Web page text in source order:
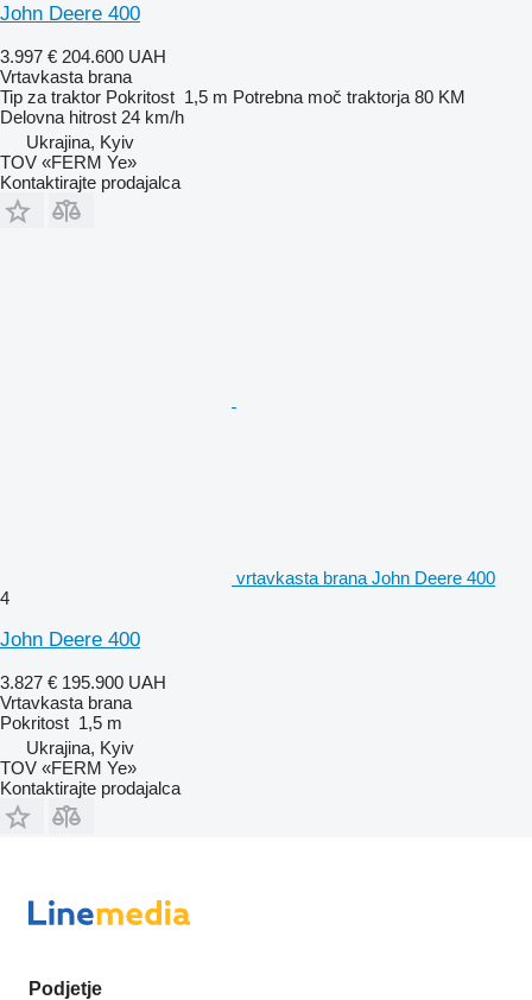
John Deere 400
3.997 € 204.600 UAH
Vrtavkasta brana
Tip za traktor Pokritost 1,5 m Potrebna moč traktorja 80 KM
Delovna hitrost 24 km/h
Ukrajina, Kyiv
TOV «FERM Ye»
Kontaktirajte prodajalca
vrtavkasta brana John Deere 400
4
John Deere 400
3.827 € 195.900 UAH
Vrtavkasta brana
Pokritost 1,5 m
Ukrajina, Kyiv
TOV «FERM Ye»
Kontaktirajte prodajalca
Podjetje